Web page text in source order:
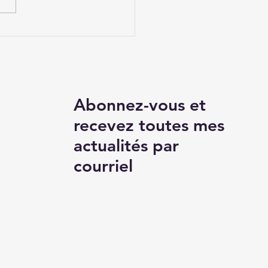
Abonnez-vous et
recevez toutes mes
actualités par
courriel